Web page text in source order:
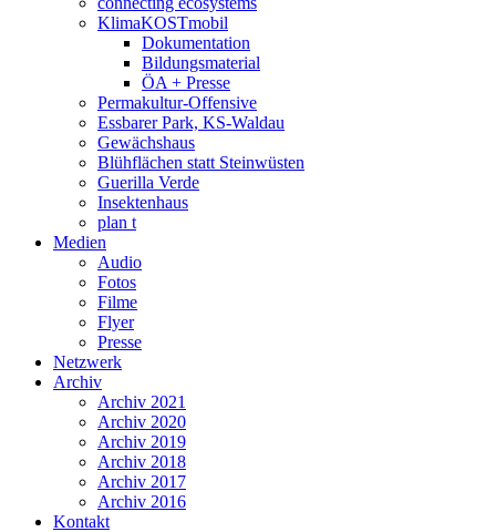
KlimaKOSTmobil
Dokumentation
Bildungsmaterial
ÖA + Presse
Permakultur-Offensive
Essbarer Park, KS-Waldau
Gewächshaus
Blühflächen statt Steinwüsten
Guerilla Verde
Insektenhaus
plan t
Medien
Audio
Fotos
Filme
Flyer
Presse
Netzwerk
Archiv
Archiv 2021
Archiv 2020
Archiv 2019
Archiv 2018
Archiv 2017
Archiv 2016
Kontakt